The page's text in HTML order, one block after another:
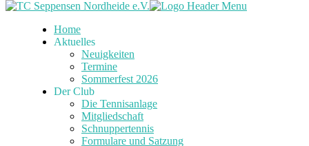
Home
Aktuelles
Neuigkeiten
Termine
Sommerfest 2026
Der Club
Die Tennisanlage
Mitgliedschaft
Schnuppertennis
Formulare und Satzung